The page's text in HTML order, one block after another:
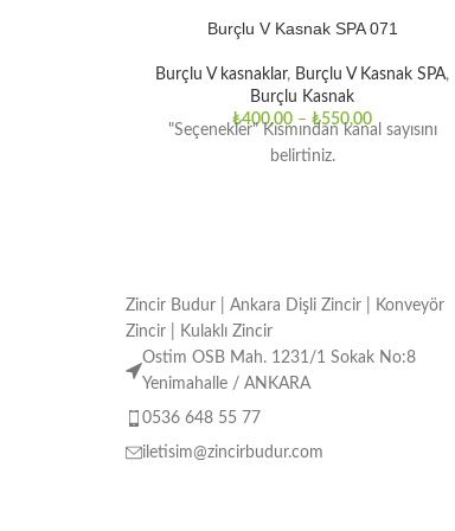
Burçlu V Kasnak SPA 071
Burçlu V kasnaklar, Burçlu V Kasnak SPA,
Burçlu Kasnak
₺400,00 – ₺550,00
"Seçenekler" Kısmından kanal sayısını
belirtiniz.
Zincir Budur | Ankara Dişli Zincir | Konveyör
Zincir | Kulaklı Zincir
Ostim OSB Mah. 1231/1 Sokak No:8
Yenimahalle / ANKARA
0536 648 55 77
iletisim@zincirbudur.com